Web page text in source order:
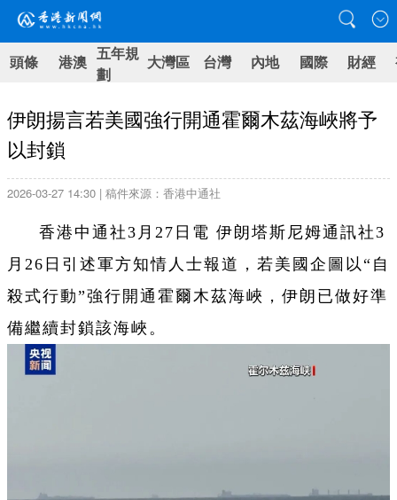
頭條 港澳 五年規
劃
大灣區 台灣 內地 國際 財經
伊朗揚言若美國強行開通霍爾木茲海峽將予
以封鎖
2026-03-27 14:30 | 稿件來源：香港中通社
香港中通社3月27日電 伊朗塔斯尼姆通訊社3
月26日引述軍方知情人士報道，若美國企圖以“自
殺式行動”強行開通霍爾木茲海峽，伊朗已做好準
備繼續封鎖該海峽。